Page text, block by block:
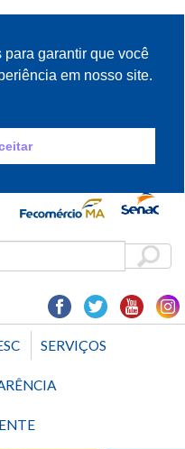
do comércio de bens,
SERVIÇOS
para garantir que você
em nosso site.